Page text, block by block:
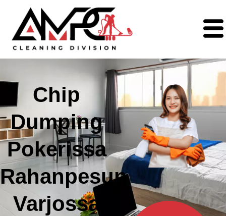
Chip
Dumping
Pokerissa
Rahanpesun
Varjossa